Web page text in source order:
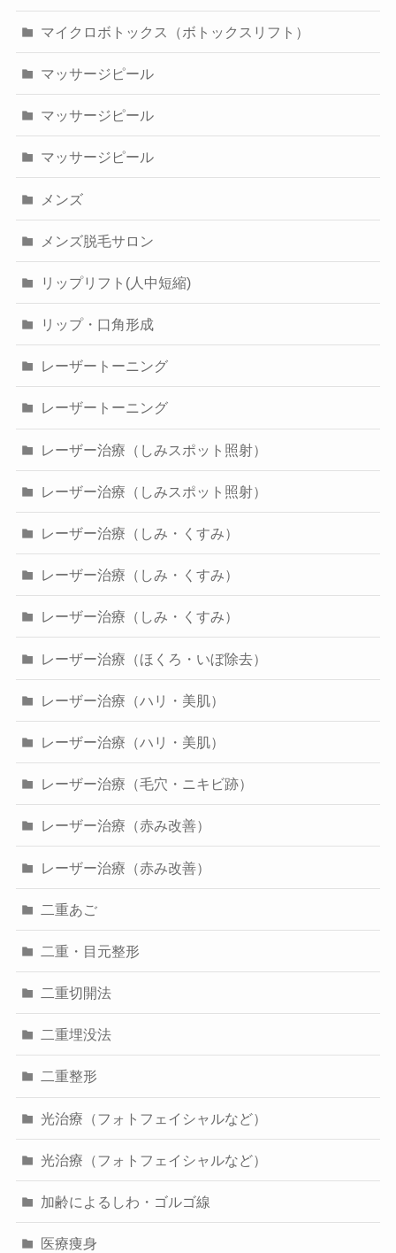
マイクロボトックス（ボトックスリフト）
マッサージピール
マッサージピール
マッサージピール
メンズ
メンズ脱毛サロン
リップリフト(人中短縮)
リップ・口角形成
レーザートーニング
レーザートーニング
レーザー治療（しみスポット照射）
レーザー治療（しみスポット照射）
レーザー治療（しみ・くすみ）
レーザー治療（しみ・くすみ）
レーザー治療（しみ・くすみ）
レーザー治療（ほくろ・いぼ除去）
レーザー治療（ハリ・美肌）
レーザー治療（ハリ・美肌）
レーザー治療（毛穴・ニキビ跡）
レーザー治療（赤み改善）
レーザー治療（赤み改善）
二重あご
二重・目元整形
二重切開法
二重埋没法
二重整形
光治療（フォトフェイシャルなど）
光治療（フォトフェイシャルなど）
加齢によるしわ・ゴルゴ線
医療痩身